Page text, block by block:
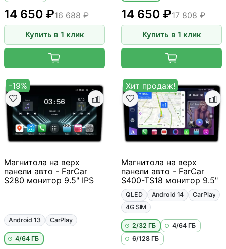
14 650 ₽16 688 ₽
Купить в 1 клик
17 808 ₽
14 650 ₽
Купить в 1 клик
-19%
Магнитола на верх
панели авто - FarCar
S280 монитор 9.5" IPS
Android 13 CarPlay
4/64 ГБ
Хит продаж!
Магнитола на верх
панели авто - FarCar
S400-TS18 монитор 9.5"
QLED Android 14
CarPlay
4G SIM
2/32 ГБ
4/64 ГБ
6/128 ГБ